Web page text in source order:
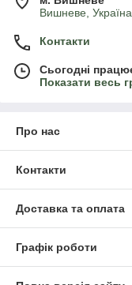
Вишневе, Україна
Контакти
Сьогодні
Показати весь
Про нас
Контакти
Доставка та оплата
Графік роботи